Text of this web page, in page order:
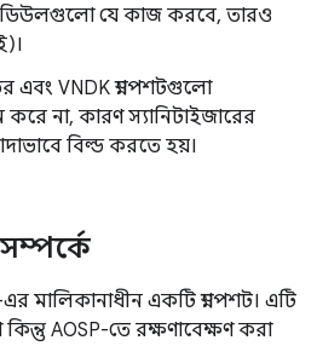
যে কাজ করবে, তারও
এবং VNDK স্ন্যাপশটগুলো
করে না, কারণ স্যানিটাইজারের
বিল্ড করতে হয়।
সম্পর্কে
মালিকানাধীন একটি স্ন্যাপশট। এটি
AOSP-তে রক্ষণাবেক্ষণ করা